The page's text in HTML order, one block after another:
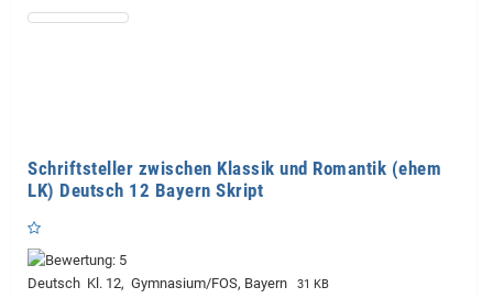
Schriftsteller zwischen Klassik und Romantik (ehem
LK) Deutsch 12 Bayern Skript
Deutsch Kl. 12, Gymnasium/FOS, Bayern 31 KB